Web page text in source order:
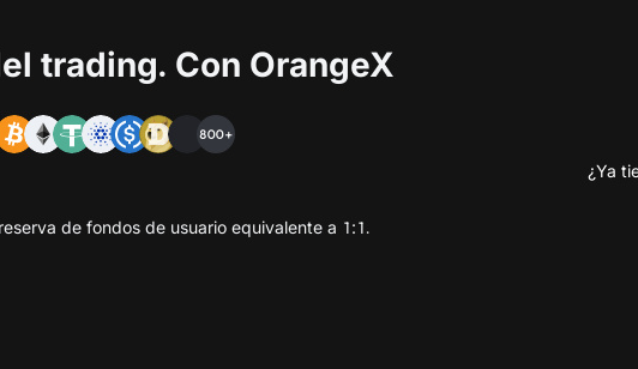
trading. Con OrangeX
800+
de fondos de usuario equivalente a 1:1.
¿Ya